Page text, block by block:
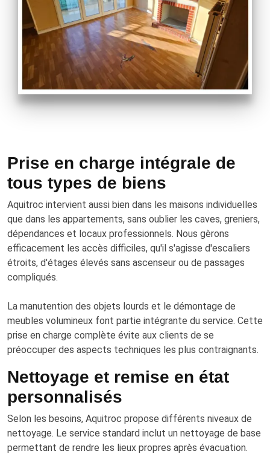
Prise en charge intégrale de
tous types de biens
Aquitroc intervient aussi bien dans les maisons individuelles
que dans les appartements, sans oublier les caves, greniers,
dépendances et locaux professionnels. Nous gèrons
efficacement les accès difficiles, qu'il s'agisse d'escaliers
étroits, d'étages élevés sans ascenseur ou de passages
compliqués.
La manutention des objets lourds et le démontage de
meubles volumineux font partie intégrante du service. Cette
prise en charge complète évite aux clients de se
préoccuper des aspects techniques les plus contraignants.
Nettoyage et remise en état
personnalisés
Selon les besoins, Aquitroc propose différents niveaux de
nettoyage. Le service standard inclut un nettoyage de base
permettant de rendre les lieux propres après évacuation.